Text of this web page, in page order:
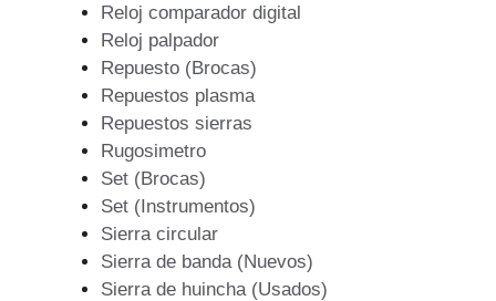
Reloj comparador digital
Reloj palpador
Repuesto (Brocas)
Repuestos plasma
Repuestos sierras
Rugosimetro
Set (Brocas)
Set (Instrumentos)
Sierra circular
Sierra de banda (Nuevos)
Sierra de huincha (Usados)